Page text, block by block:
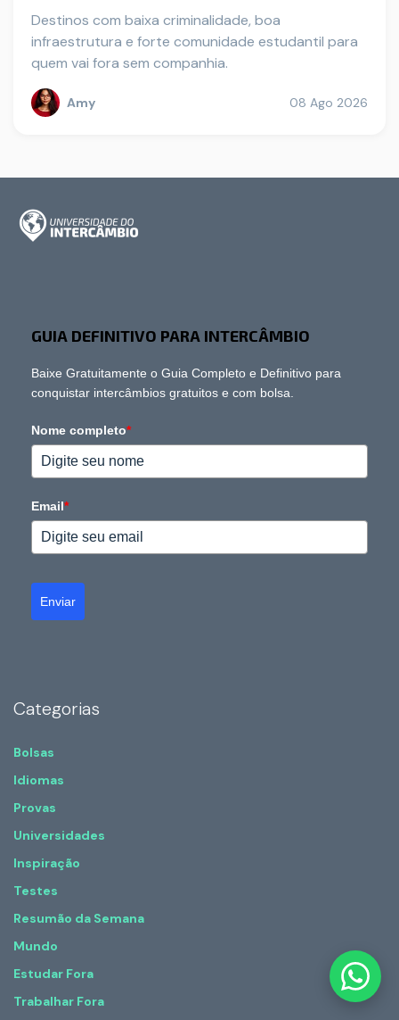
Destinos com baixa criminalidade, boa
infraestrutura e forte comunidade estudantil para
quem vai fora sem companhia.
Amy 08 Ago 2026
GUIA DEFINITIVO PARA INTERCÂMBIO
Baixe Gratuitamente o Guia Completo e Definitivo para
conquistar intercâmbios gratuitos e com bolsa.
Nome completo*
Email*
Enviar
Categorias
Bolsas
Idiomas
Provas
Universidades
Inspiração
Testes
Resumão da Semana
Mundo
Estudar Fora
Trabalhar Fora